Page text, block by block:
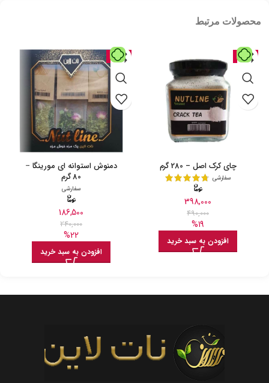
محصولات مرتبط
حراج
چای کرک اصل – 280 گرم
سفارشی
398,000
490,000
%19
افزودن به سبد خرید
حراج
دمنوش استوانه ای مورینگا –
80 گرم
سفارشی
186,500
240,000
%22
افزودن به سبد خرید